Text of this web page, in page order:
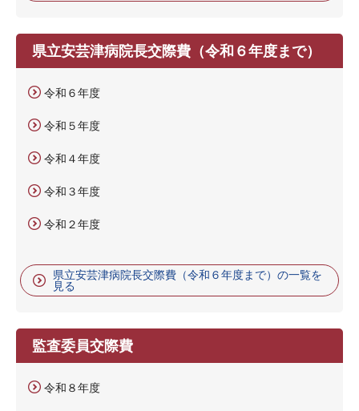
県立安芸津病院長交際費（令和６年度まで）
令和６年度
令和５年度
令和４年度
令和３年度
令和２年度
県立安芸津病院長交際費（令和６年度まで）の一覧を
見る
監査委員交際費
令和８年度